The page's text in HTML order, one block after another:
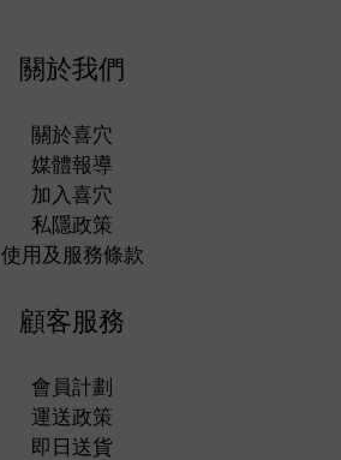
關於我們
關於喜穴
媒體報導
加入喜穴
私隱政策
使用及服務條款
顧客服務
會員計劃
運送政策
即日送貨